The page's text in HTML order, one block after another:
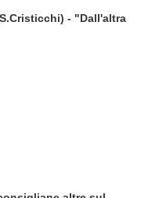
- "Dall'altra